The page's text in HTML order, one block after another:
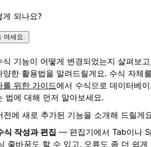
게 되나요?
여세요.
식 기능이 어떻게 변경되었는지 살펴보
한 활용법을 알려드릴게요. 수식 자체
를 위한 가이드에서 수식으로 데이터베
법에 대해 먼저 알아보세요.
전에 새로 추가된 기능을 소개해 드릴게
식 작성과 편집 — 편집기에서 Tab이나
줄바꿈도 할 수 있고, 오류도 좀 더 쉽게